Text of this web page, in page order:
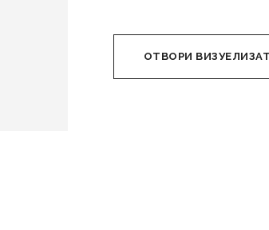
ОТВОРИ